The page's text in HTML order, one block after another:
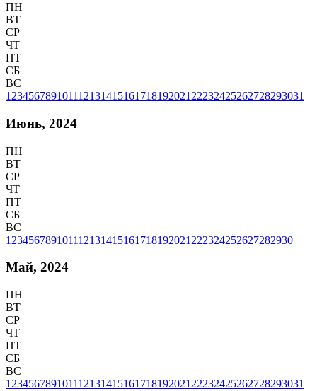
ПН
ВТ
СР
ЧТ
ПТ
СБ
ВС
1 23456789101112131415161718192021 22232425262728293031
Июнь, 2024
ПН
ВТ
СР
ЧТ
ПТ
СБ
ВС
1 23456789101112131415161718192021 222324252627282930
Май, 2024
ПН
ВТ
СР
ЧТ
ПТ
СБ
ВС
1 23456789101112131415161718192021 22232425262728293031